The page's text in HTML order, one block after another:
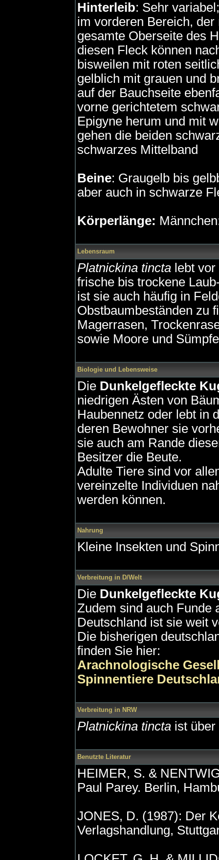
Hinterleib: Sehr
im vorderen Bereich,
gesamte Oberseite des
diesen Fleck können
bisweilen mit roten
gelblich mit grauen und
auf der Bauchseite
vorne gerichtetem
Epigyne herum und mit
gehen die beiden
schwarzes Mittelband
Beine: Graugelb bis
aber auch in schwarze
Körperlänge:
Lebensraum
Platnickina tincta lebt
frische bis trockene
ist sie auch häufig in
Obstbaumbeständen zu
Magerrasen,
sowie Moore und
Biologie und Lebensweise
Die Dunkelgefleckte
niedrigen Ästen von
Haubennetz oder lebt in
deren Bewohner sie
sie auch am Rande
Besitzer die Beute.
Adulte Tiere sind vor
vereinzelte Individuen
werden können.
Nahrung
Kleine Insekten und
Verbreitung in D/Welt
Die Dunkelgefleckte
Zudem sind auch Funde
Deutschland ist sie weit
Die bisherigen
finden Sie hier:
Arachnologische
Spinnentiere
Verbreitung in NRW
Platnickina tincta ist
Benutzte Literatur
HEIMER, S. &
Paul Parey. Berlin,
JONES, D. (1987): Der
Verlagshandlung,